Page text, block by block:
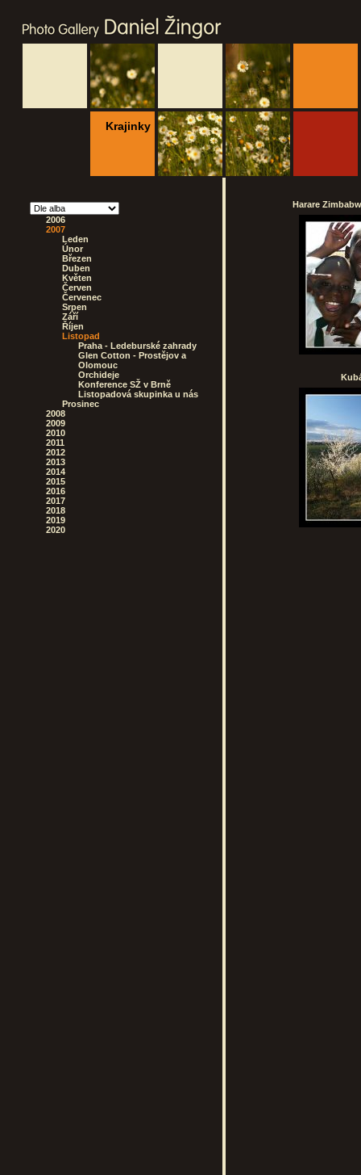
Krajinky
2006
2007
Leden
Únor
Březen
Duben
Květen
Červen
Červenec
Srpen
Září
Říjen
Listopad
Praha - Ledeburské zahrady
Glen Cotton - Prostějov a
Olomouc
Orchideje
Konference SŽ v Brně
Listopadová skupinka u nás
Prosinec
2008
2009
2010
2011
2012
2013
2014
2015
2016
2017
2018
2019
2020
Harare